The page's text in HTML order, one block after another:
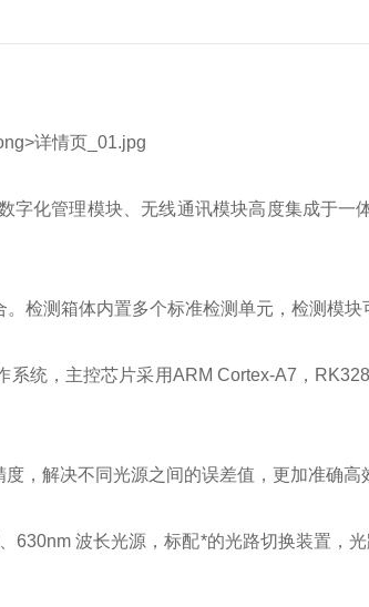
字化管理模块、无线通讯模块高度集成于一
检测箱体内置多个标准检测单元，检测模块
统，主控芯片采用ARM Cortex-A7，
解决不同光源之间的误差值，更加准确高
波长光源，标配*的光路切换装置，